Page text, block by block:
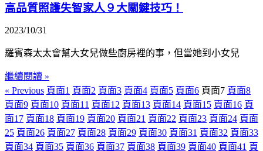
高品質照護失智家人９大關鍵技巧！
2023/10/31
羅賓森太太會幫大女兒做些廚房裡的事，但當她到小女兒
繼續閱讀 »
« Previous 頁面1 頁面2 頁面3 頁面4 頁面5 頁面6 頁面7 頁面8
頁面9 頁面10 頁面11 頁面12 頁面13 頁面14 頁面15 頁面16 頁
面17 頁面18 頁面19 頁面20 頁面21 頁面22 頁面23 頁面24 頁面
25 頁面26 頁面27 頁面28 頁面29 頁面30 頁面31 頁面32 頁面33
頁面34 頁面35 頁面36 頁面37 頁面38 頁面39 頁面40 頁面41 頁